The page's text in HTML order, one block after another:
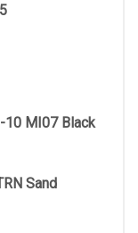
10 MI07 Black
Sand